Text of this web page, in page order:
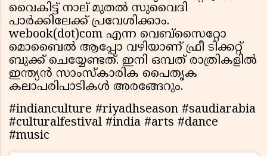
വൈകിട്ട് നാല് മുതല്‍ സു​വൈ​ദി
പാര്‍ക്കിലേക്ക് പ്രവേശിക്കാം.
webook(dot)com എന്ന വെബ്സൈറ്റോ
മൊബൈല്‍ ആപ്പോ വഴിയാണ് ഫ്രീ ടിക്കറ്റ്
ബുക്ക് ചെയ്യേണ്ടത്. ഇനി ഒമ്പത് രാത്രികളില്‍
ഇന്ത്യന്‍ സാംസ്‌കാരിക പൈതൃക
കലാപരിപാടികള്‍ അരങ്ങേറും.
#indianculture #riyadhseason #saudiarabia
#culturalfestival #india #arts #dance
#music